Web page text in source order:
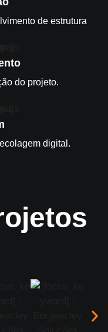
de estrutura
do projeto.
digital.